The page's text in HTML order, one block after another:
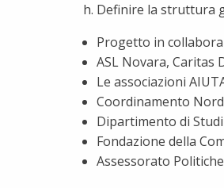
Definire la struttura
Progetto in
ASL Novara, Caritas
Le associazioni
Coordinamento
Dipartimento di
Fondazione della
Assessorato